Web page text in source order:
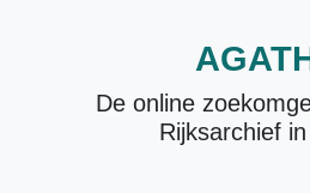
De online
Rijksarchief